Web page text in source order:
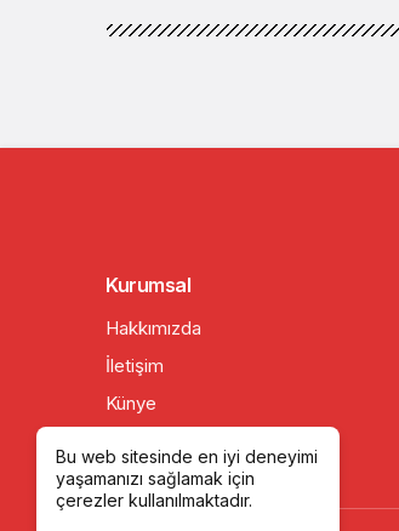
Bu web sitesinde en iyi deneyimi
yaşamanızı sağlamak için
çerezler kullanılmaktadır.
Kurumsal
Hakkımızda
İletişim
Künye